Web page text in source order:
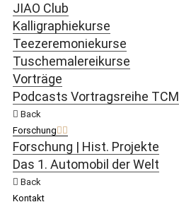
JIAO Club
Kalligraphiekurse
Teezeremoniekurse
Tuschemalereikurse
Vorträge
Podcasts Vortragsreihe TCM
Back
Forschung
Forschung | Hist. Projekte
Das 1. Automobil der Welt
Back
Kontakt